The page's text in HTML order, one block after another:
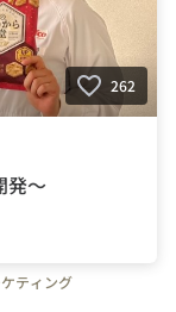
262
発～
ティング